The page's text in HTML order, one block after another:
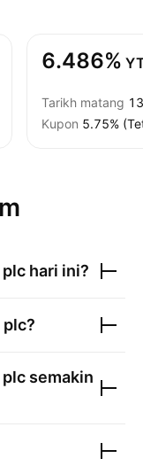
6.486%
Tarikh matang
Kupon 5.75%
plc hari ini?
plc?
plc semakin